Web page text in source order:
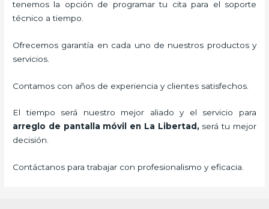
tenemos la opción de programar tu cita para el soporte
técnico a tiempo.
Ofrecemos garantía en cada uno de nuestros productos y
servicios.
Contamos con años de experiencia y clientes satisfechos.
El tiempo será nuestro mejor aliado y el servicio para
arreglo de pantalla móvil
en La Libertad, será tu mejor
decisión.
Contáctanos para trabajar con profesionalismo y eficacia.